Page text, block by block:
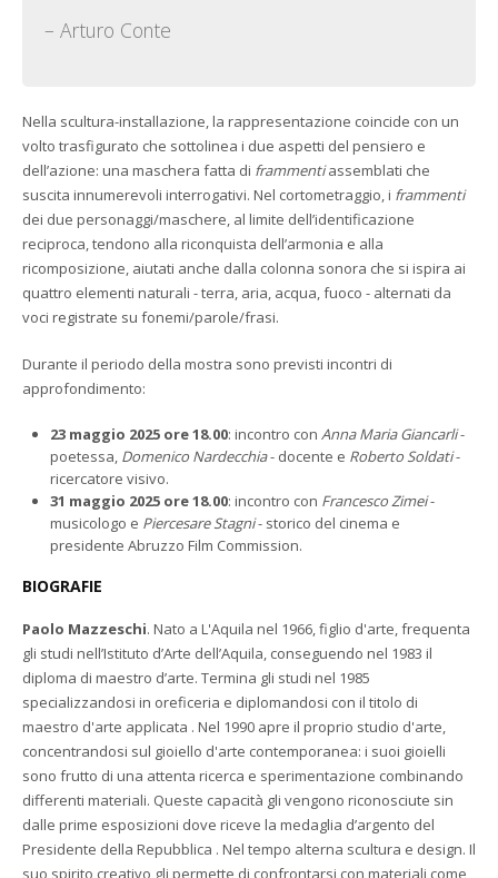
– Arturo Conte
Nella scultura-installazione, la rappresentazione coincide con un
volto trasfigurato che sottolinea i due aspetti del pensiero e
dell’azione: una maschera fatta di frammentiassemblati che
suscita innumerevoli interrogativi. Nel cortometraggio, i frammenti
dei due personaggi/maschere, al limite dell’identificazione
reciproca, tendono alla riconquista dell’armonia e alla
ricomposizione, aiutati anche dalla colonna sonora che si ispira ai
quattro elementi naturali - terra, aria, acqua, fuoco - alternati da
voci registrate su fonemi/parole/frasi.
Durante il periodo della mostra sono previsti incontri di
approfondimento:
23 maggio 2025 ore 18.00: incontro con Anna Maria Giancarli-
poetessa, Domenico Nardecchia- docente e Roberto Soldati-
ricercatore visivo.
31 maggio 2025 ore 18.00: incontro con Francesco Zimei-
musicologo e Piercesare Stagni- storico del cinema e
presidente Abruzzo Film Commission.
BIOGRAFIE
Paolo Mazzeschi. Nato a L'Aquila nel 1966, figlio d'arte, frequenta
gli studi nell’Istituto d’Arte dell’Aquila, conseguendo nel 1983 il
diploma di maestro d’arte. Termina gli studi nel 1985
specializzandosi in oreficeria e diplomandosi con il titolo di
maestro d'arte applicata . Nel 1990 apre il proprio studio d'arte,
concentrandosi sul gioiello d'arte contemporanea: i suoi gioielli
sono frutto di una attenta ricerca e sperimentazione combinando
differenti materiali. Queste capacità gli vengono riconosciute sin
dalle prime esposizioni dove riceve la medaglia d’argento del
Presidente della Repubblica . Nel tempo alterna scultura e design. Il
suo spirito creativo gli permette di confrontarsi con materiali come